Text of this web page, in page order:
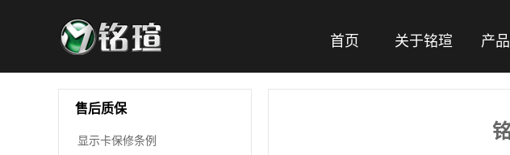
首页 关于铭瑄 产
售后质保
显示卡保修条例